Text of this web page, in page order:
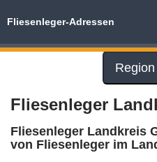
Fliesenleger-Adressen
Fliesenleger
Fliesenleger Landkreis
von Fliesenleger im